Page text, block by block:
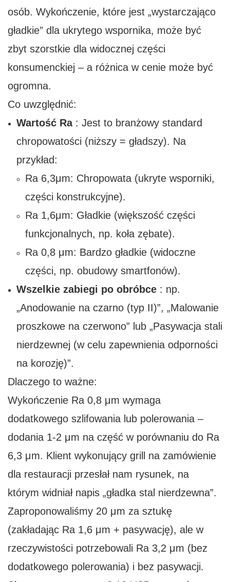
osób. Wykończenie, które jest „wystarczająco
gładkie” dla ukrytego wspornika, może być
zbyt szorstkie dla widocznej części
konsumenckiej – a różnica w cenie może być
ogromna.
Co uwzględnić:
Wartość Ra: Jest to branżowy standard
chropowatości (niższy = gładszy). Na
przykład:
Ra 6,3μm: Chropowata (ukryte wsporniki,
części konstrukcyjne).
Ra 1,6μm: Gładkie (większość części
funkcjonalnych, np. koła zębate).
Ra 0,8 μm: Bardzo gładkie (widoczne
części, np. obudowy smartfonów).
Wszelkie zabiegi po obróbce: np.
„Anodowanie na czarno (typ II)”, „Malowanie
proszkowe na czerwono” lub „Pasywacja stali
nierdzewnej (w celu zapewnienia odporności
na korozję)”.
Dlaczego to ważne:
Wykończenie Ra 0,8 μm wymaga
dodatkowego szlifowania lub polerowania –
dodania 1-2 μm na część w porównaniu do Ra
6,3 μm. Klient wykonujący grill na zamówienie
dla restauracji przesłał nam rysunek, na
którym widniał napis „gładka stal nierdzewna”.
Zaproponowaliśmy 20 μm za sztukę
(zakładając Ra 1,6 μm + pasywację), ale w
rzeczywistości potrzebowali Ra 3,2 μm (bez
dodatkowego polerowania) i bez pasywacji.